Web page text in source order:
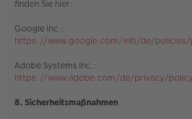
finden Sie hier:
Google Inc.:
https://www.google.com/intl/de/
Adobe Systems Inc.:
https://www.adobe.com/de/privacy/
8. Sicherheitsmaßnahmen